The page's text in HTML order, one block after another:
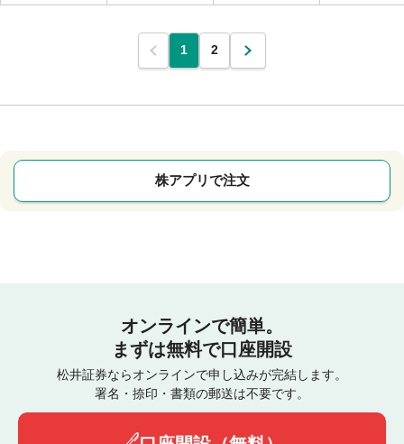
1 2
株アプリで注文
オンラインで簡単。
まずは無料で口座開設
松井証券ならオンラインで申し込みが完結します。
署名・捺印・書類の郵送は不要です。